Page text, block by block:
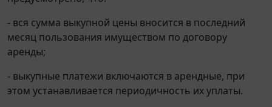
- вся сумма выкупной цены вносится в последний
месяц пользования имуществом по договору
аренды;
- выкупные платежи включаются в арендные, при
этом устанавливается периодичность их уплаты.